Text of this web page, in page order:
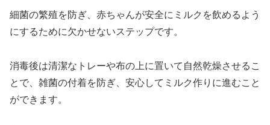
細菌の繁殖を防ぎ、赤ちゃんが安全にミルクを飲めるよう
にするために欠かせないステップです。
消毒後は清潔なトレーや布の上に置いて自然乾燥させるこ
とで、雑菌の付着を防ぎ、安心してミルク作りに進むこと
ができます。